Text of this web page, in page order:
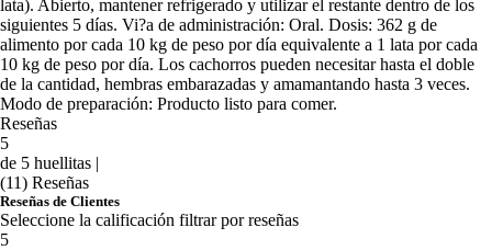
lata). Abierto, mantener refrigerado y utilizar el restante dentro de los
siguientes 5 días. Vi?a de administración: Oral. Dosis: 362 g de
alimento por cada 10 kg de peso por día equivalente a 1 lata por cada
10 kg de peso por día. Los cachorros pueden necesitar hasta el doble
de la cantidad, hembras embarazadas y amamantando hasta 3 veces.
Modo de preparación: Producto listo para comer.
Reseñas
5
de 5 huellitas |
(11) Reseñas
Reseñas de Clientes
Seleccione la calificación filtrar por reseñas
5